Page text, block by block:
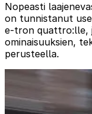
Nopeasti
on tunnistanut
e-tron quattro:lle,
ominaisuuksien,
perusteella.